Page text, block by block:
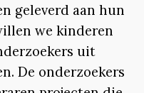
geleverd aan hun
we kinderen
uit
De onderzoekers